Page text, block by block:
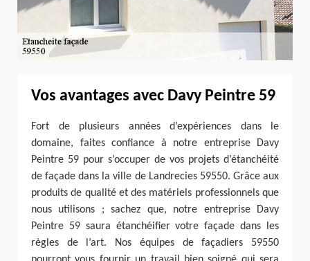
Vos avantages avec Davy Peintre 59
Fort de plusieurs années d’expériences dans le
domaine, faites confiance à notre entreprise Davy
Peintre 59 pour s’occuper de vos projets d’étanchéité
de façade dans la ville de Landrecies 59550. Grâce aux
produits de qualité et des matériels professionnels que
nous utilisons ; sachez que, notre entreprise Davy
Peintre 59 saura étanchéifier votre façade dans les
règles de l’art. Nos équipes de façadiers 59550